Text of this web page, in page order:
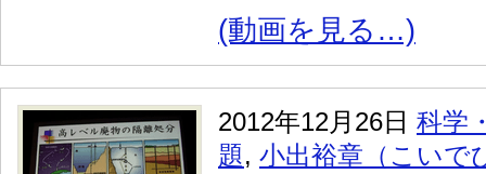
(動画を見る…)
2012年12月26日 科学
題, 小出裕章（こいで